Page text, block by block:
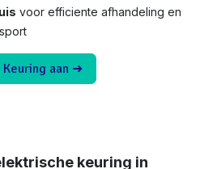
voor efficiente afhandeling en
aan ➜
keuring in